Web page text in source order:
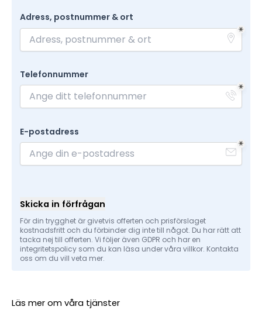
Adress, postnummer & ort
Telefonnummer
E-postadress
Skicka in förfrågan
För din trygghet är givetvis offerten och prisförslaget
kostnadsfritt och du förbinder dig inte till något. Du har rätt att
tacka nej till offerten. Vi följer även GDPR och har en
integritetspolicy som du kan läsa under våra villkor. Kontakta
oss om du vill veta mer.
Läs mer om våra tjänster